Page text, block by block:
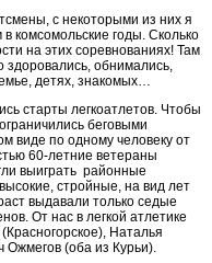
с некоторыми из них я
комсомольские годы. Сколько
на этих соревнованиях! Там
здоровались, обнимались,
детях, знакомых…
старты легкоатлетов. Чтобы
беговыми
виде по одному человеку от
60-летние ветераны
выиграть районные
стройные, на вид лет
выдавали только седые
От нас в легкой атлетике
Наталья
(оба из Курьи).